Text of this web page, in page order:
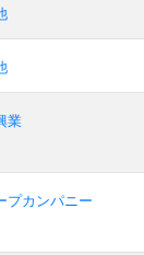
業
プカンパニー